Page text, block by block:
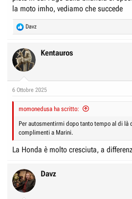
la moto imho, vediamo che succede
R
e
c
t
i
s
Davz
Kentauros
6 Ottobre 2025
momonedusa ha scritto:
Per autosmentirmi dopo tanto tempo al di là
complimenti a Marini.
La Honda è molto cresciuta, a
Davz